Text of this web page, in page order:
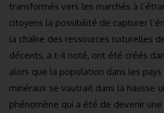
transformés vers les marchés à
citoyens la possibilité de capturer
la chaîne des ressources naturelles
décents, a t-il noté, ont été créés
alors que la population dans les
minéraux se vautrait dans la hausse
phénomène qui a été de devenir